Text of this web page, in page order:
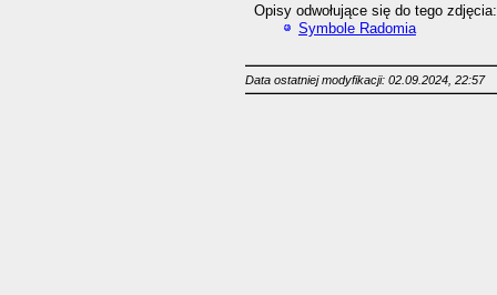
Opisy odwołujące się do tego zdjęcia:
Symbole Radomia
Data ostatniej modyfikacji: 02.09.2024, 22:57